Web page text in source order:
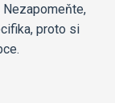
proto si